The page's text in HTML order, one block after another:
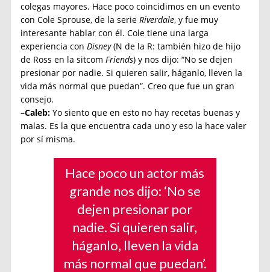
colegas mayores. Hace poco coincidimos en un evento
con Cole Sprouse, de la serieRiverdale, y fue muy
interesante hablar con él. Cole tiene una larga
experiencia conDisney(N de la R: también hizo de hijo
de Ross en la sitcomFriends) y nos dijo: “No se dejen
presionar por nadie. Si quieren salir, háganlo, lleven la
vida más normal que puedan”. Creo que fue un gran
consejo.
–Caleb: Yo siento que en esto no hay recetas buenas y
malas. Es la que encuentra cada uno y eso la hace valer
por sí misma.
Hace poco un actor más
grande nos dijo: ‘No se
dejen presionar por
nadie. Si quieren salir,
háganlo, lleven la vida
más normal que puedan’.